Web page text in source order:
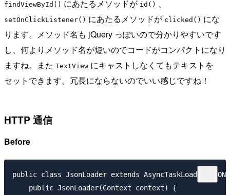
findViewById() にあたるメソッドが id() 、
setOnClickListener() にあたるメソッドが clicked() にな
ります。メソッド名も jQuery っぽいので分かりやすいです
し、何よりメソッド名が短いのでコードがコンパクトになり
ますね。また TextView にキャストしなくてもテキストを
セットできます。冗長にならないのでいい感じですね！
HTTP 通信
Before
public class JsonLoader extends
    public JsonLoader(Context context) {